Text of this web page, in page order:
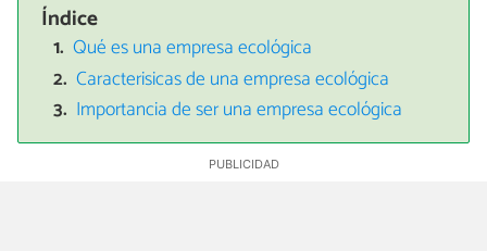
Índice
Qué es una empresa ecológica
Caracterisicas de una empresa ecológica
Importancia de ser una empresa ecológica